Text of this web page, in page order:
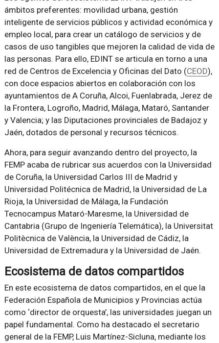
ámbitos preferentes: movilidad urbana, gestión
inteligente de servicios públicos y actividad económica y
empleo local, para crear un catálogo de servicios y de
casos de uso tangibles que mejoren la calidad de vida de
las personas. Para ello, EDINT se articula en torno a una
red de Centros de Excelencia y Oficinas del Dato (CEOD),
con doce espacios abiertos en colaboración con los
ayuntamientos de A Coruña, Alcoi, Fuenlabrada, Jerez de
la Frontera, Logroño, Madrid, Málaga, Mataró, Santander
y Valencia; y las Diputaciones provinciales de Badajoz y
Jaén, dotados de personal y recursos técnicos.
Ahora, para seguir avanzando dentro del proyecto, la
FEMP acaba de rubricar sus acuerdos con la Universidad
de Coruña, la Universidad Carlos III de Madrid y
Universidad Politécnica de Madrid, la Universidad de La
Rioja, la Universidad de Málaga, la Fundación
Tecnocampus Mataró-Maresme, la Universidad de
Cantabria (Grupo de Ingeniería Telemática), la Universitat
Politècnica de València, la Universidad de Cádiz, la
Universidad de Extremadura y la Universidad de Jaén.
Ecosistema de datos compartidos
En este ecosistema de datos compartidos, en el que la
Federación Española de Municipios y Provincias actúa
como ‘director de orquesta’, las universidades juegan un
papel fundamental. Como ha destacado el secretario
general de la FEMP, Luis Martínez-Sicluna, mediante los